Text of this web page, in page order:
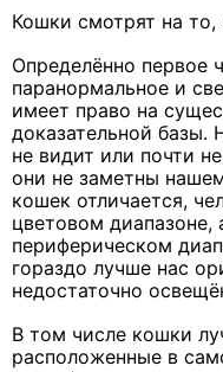
Кошки смотрят на то,
Определённо первое
паранормальное и
имеет право на
доказательной базы.
не видит или почти
они не заметны
кошек отличается,
цветовом диапазоне,
периферическом
гораздо лучше нас
недостаточно
В том числе кошки
расположенные в